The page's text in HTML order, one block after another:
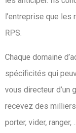
l’entreprise que
RPS.
Chaque domaine
spécificités qui
vous directeur d’un
recevez des
porter, vider,